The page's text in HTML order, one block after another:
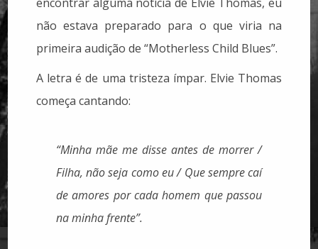
não estava preparado para o que viria na
primeira audição de “Motherless Child Blues”.
A letra é de uma tristeza ímpar. Elvie Thomas
começa cantando:
“Minha mãe me disse antes de morrer /
Filha, não seja como eu / Que sempre caí
de amores por cada homem que passou
na minha frente”.